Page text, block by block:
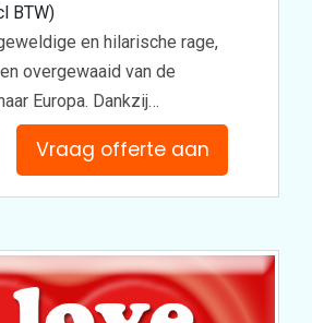
BTW)
en hilarische rage,
overgewaaid van de
Europa. Dankzij…
Vraag offerte aan